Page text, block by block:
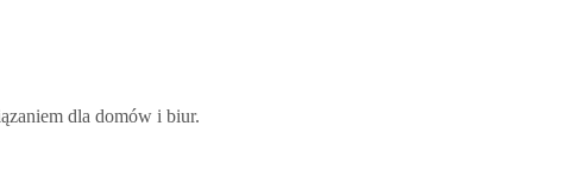
dla domów i biur.